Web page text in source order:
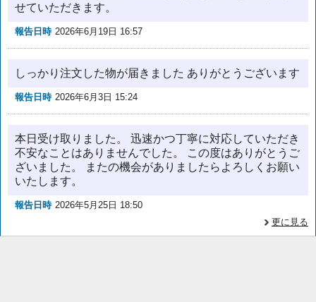
せていただきます。
報告日時 2026年6月19日 16:57
しっかり注文した物が届きました ありがとうございます
報告日時 2026年6月3日 15:24
本日受け取りました。 迅速かつ丁寧に対応していただき
不安なことはありませんでした。 この度はありがとうご
ざいました。 またの機会がありましたらよろしくお願い
いたします。
報告日時 2026年5月25日 18:50
更に見る